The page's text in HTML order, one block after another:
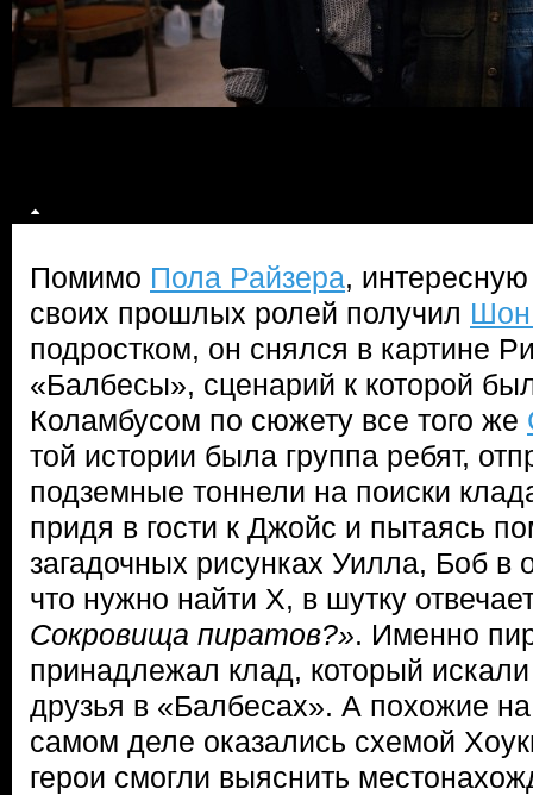
Помимо Пола Райзера,
своих прошлых ролей получил Шон
подростком, он снялся в картине
«Балбесы», сценарий к которой
Коламбусом по сюжету все того же
той истории была группа ребят,
подземные тоннели на поиски
придя в гости к Джойс и пытаясь
загадочных рисунках Уилла, Боб в
что нужно найти Х, в шутку
Сокровища пиратов?». Именно
принадлежал клад, который
друзья в «Балбесах». А похожие
самом деле оказались схемой
герои смогли выяснить